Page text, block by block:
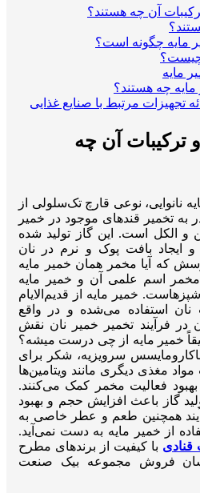
آن چه هستند؟
مایه چگونه است؟
چیست؟
مایه
چه هستند؟
تجهیزات مرتبط با صنایع غذایی
ترکیبات آن چه
نانوایی، نوعی قارچ تک‌سلولی از
به تخمیر قندهای موجود در خمیر
و الکل است. این گاز تولید شده
ایجاد بافت پوک و نرم در نان
که آیا مخمر همان خمیر مایه
اسم علمی آن و خمیر مایه
خمیر مایه از قدیم‌الایام
استفاده می‌شده و در واقع
در فرآیند تخمیر خمیر نان نقش
خمیر مایه از چی درست میشه؟
سرویزیه، شکر برای
مغذی دیگری مانند ویتامین‌ها
بهبود فعالیت مخمر کمک می‌کنند.
گاز باعث افزایش حجم و بهبود
همچنین طعم و عطر خاصی به
از خمیر مایه به دست نمی‌آید.
قنادی با کیفیت از برند‌های مطرح
فروش مجموعه بیک صنعت